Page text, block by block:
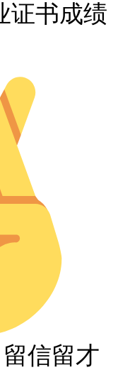
证书成绩
信留才